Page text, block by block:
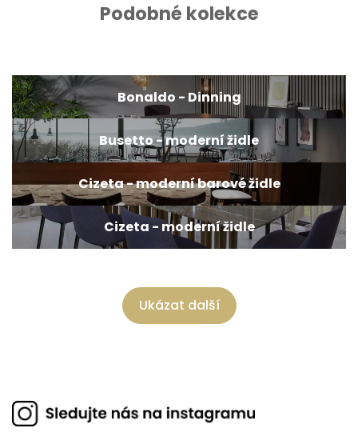
Podobné kolekce
Bonaldo - Dinning
Busetto - moderní židle
Cizeta - moderní barové židle
Cizeta - moderní židle
Ukázat další